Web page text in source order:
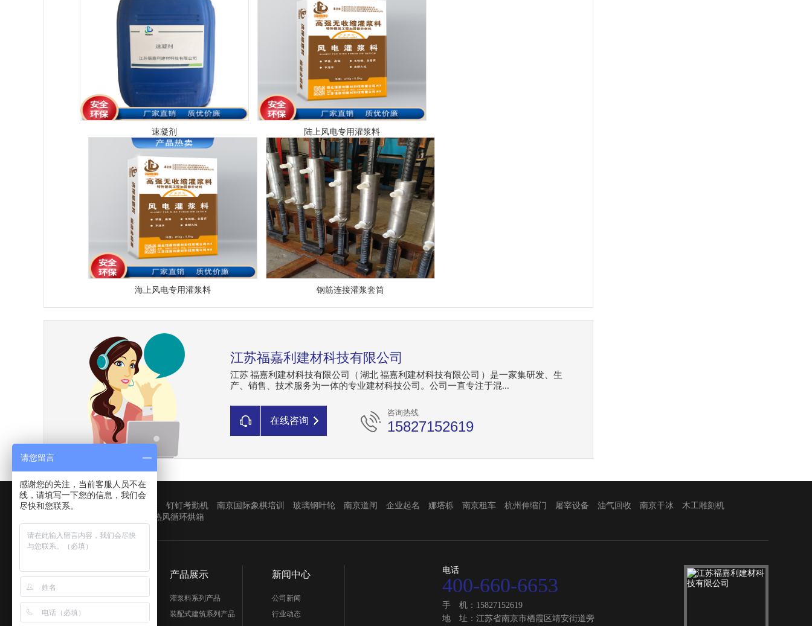
速凝剂 陆上风电专用灌浆料
海上风电专用灌浆料 钢筋连接灌浆套筒
江苏福嘉利建材科技有限公司
江苏 福嘉利建材科技有限公司（ 湖北 福嘉利建材科技有限公司 ）是一家集研发、生
产、销售、技术服务为一体的专业建材科技公司。公司一直专注于混...
在线咨询
咨询热线
15827152619
友情链接： 灌浆料 钉钉考勤机 南京国际象棋培训 玻璃钢叶轮 南京道闸 企业起名 娜塔栎 南京租车 杭州伸缩门 屠宰设备 油气回收 南京干冰
木工雕刻机
热风循环烘箱
公司简介 产品展示
灌浆料系列产品
装配式建筑系列产品
新闻中心
公司新闻
行业动态
电话
400-660-6653
手 机：15827152619
地 址：江苏省南京市栖霞区靖安街道旁
请您留言
感谢您的关注，当前客服人员不在
线，请填写一下您的信息，我们会
尽快和您联系。